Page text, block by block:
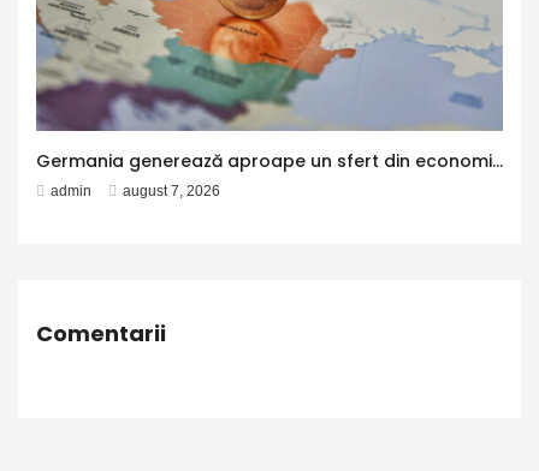
Germania generează aproape un sfert din economia Uniunii Europene, potrivit Eurostat. PIB-ul României ajunge la 380 de miliarde de euro
admin august 7, 2026
Comentarii